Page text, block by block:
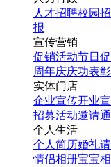
人才招聘校园
报
宣传营销
促销活动节日
周年庆庆功表彰
实体门店
企业宣传开业
招募活动邀请
个人生活
个人简历婚礼
情侣相册宝宝